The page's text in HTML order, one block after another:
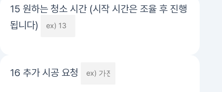
15 원하는 청소 시간 (시작 시간은 조율 후 진행
됩니다)
16 추가 시공 요청